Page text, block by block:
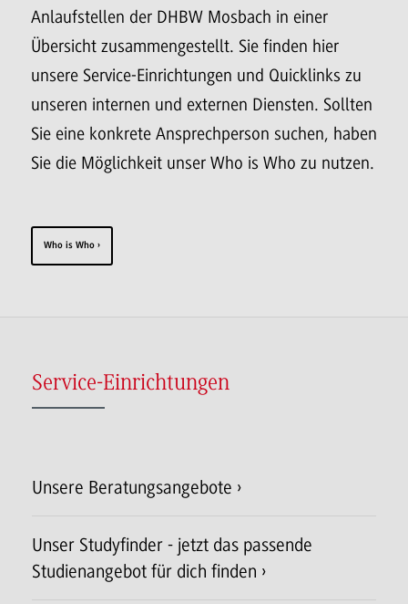
Anlaufstellen der DHBW Mosbach in einer
Übersicht zusammengestellt. Sie finden hier
unsere Service-Einrichtungen und Quicklinks zu
unseren internen und externen Diensten. Sollten
Sie eine konkrete Ansprechperson suchen, haben
Sie die Möglichkeit unser Who is Who zu nutzen.
Who is Who
Service-Einrichtungen
Unsere Beratungsangebote
Unser Studyfinder - jetzt das passende
Studienangebot für dich finden